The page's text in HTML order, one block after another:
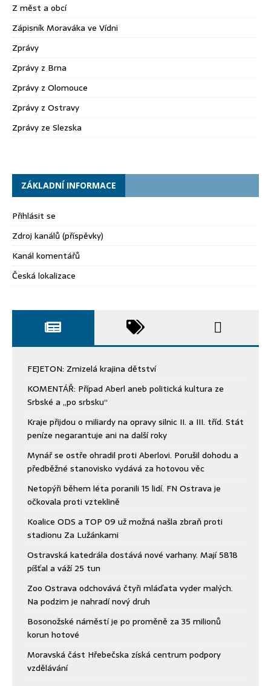
Z měst a obcí
Zápisník Moraváka ve Vídni
Zprávy
Zprávy z Brna
Zprávy z Olomouce
Zprávy z Ostravy
Zprávy ze Slezska
ZÁKLADNÍ INFORMACE
Přihlásit se
Zdroj kanálů (příspěvky)
Kanál komentářů
Česká lokalizace
FEJETON: Zmizelá krajina dětství
KOMENTÁŘ: Případ Aberl aneb politická kultura ze
Srbské a „po srbsku“
Kraje přijdou o miliardy na opravy silnic II. a III. tříd. Stát
peníze negarantuje ani na další roky
Mynář se ostře ohradil proti Aberlovi. Porušil dohodu a
předběžné stanovisko vydává za hotovou věc
Netopýři během léta poranili 15 lidí. FN Ostrava je
očkovala proti vzteklině
Koalice ODS a TOP 09 už možná našla zbraň proti
stadionu Za Lužánkami
Ostravská katedrála dostává nové varhany. Mají 5818
píšťal a váží 25 tun
Zoo Ostrava odchovává čtyři mláďata vyder malých.
Na podzim je nahradí nový druh
Bosonožské náměstí je po proměně za 35 milionů
korun hotové
Moravská část Hřebečska získá centrum podpory
vzdělávání